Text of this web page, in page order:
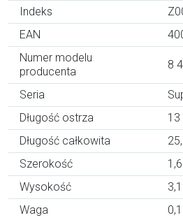
Indeks
EAN
Numer modelu
producenta
8
Seria
Długość ostrza
13
Długość całkowita
Szerokość
Wysokość
Waga